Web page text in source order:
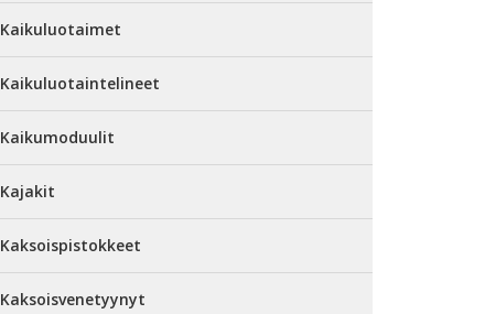
Kaikuluotaimet
Kaikuluotaintelineet
Kaikumoduulit
Kajakit
Kaksoispistokkeet
Kaksoisvenetyynyt